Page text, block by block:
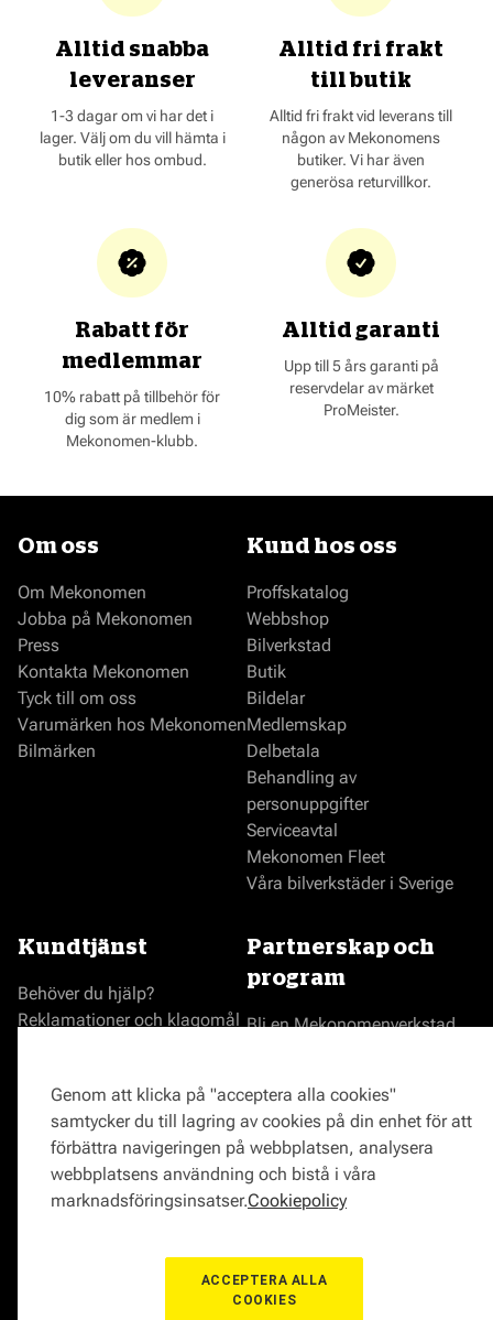
Alltid snabba
leveranser
1-3 dagar om vi har det i
lager. Välj om du vill hämta i
butik eller hos ombud.
Alltid fri frakt
till butik
Alltid fri frakt vid leverans till
någon av Mekonomens
butiker. Vi har även
generösa returvillkor.
Rabatt för
medlemmar
10% rabatt på tillbehör för
dig som är medlem i
Mekonomen-klubb.
Alltid garanti
Upp till 5 års garanti på
reservdelar av märket
ProMeister.
Om oss
Om Mekonomen
Jobba på Mekonomen
Press
Kontakta Mekonomen
Tyck till om oss
Varumärken hos Mekonomen
Bilmärken
Kund hos oss
Proffskatalog
Webbshop
Bilverkstad
Butik
Bildelar
Medlemskap
Delbetala
Behandling av
personuppgifter
Serviceavtal
Mekonomen Fleet
Våra bilverkstäder i Sverige
Kundtjänst
Behöver du hjälp?
Reklamationer och klagomål
Partnerskap och
program
Bli en Mekonomenverkstad
Vägassistans
ProMeister
Onlinemagasin
0771-72 00 00
Genom att klicka på "acceptera alla cookies"
samtycker du till lagring av cookies på din enhet för att
förbättra navigeringen på webbplatsen, analysera
webbplatsens användning och bistå i våra
marknadsföringsinsatser.Cookiepolicy
ACCEPTERA ALLA
COOKIES